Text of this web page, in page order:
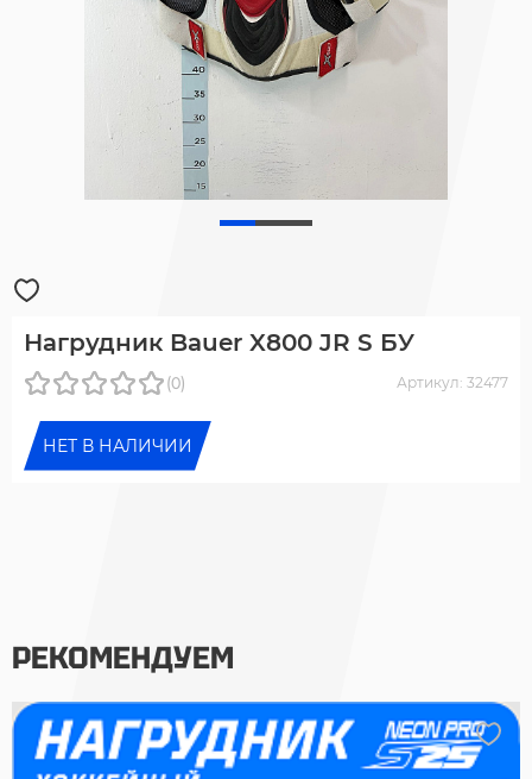
Нагрудник Bauer X800 JR S БУ
(0) Артикул: 32477
НЕТ В НАЛИЧИИ
РЕКОМЕНДУЕМ